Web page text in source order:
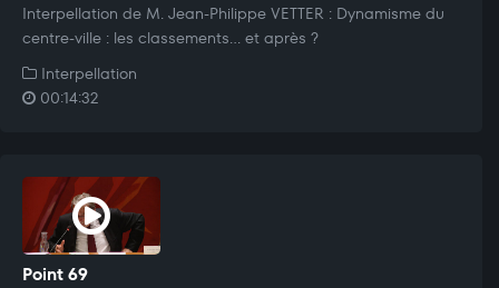
Interpellation de M. Jean-Philippe VETTER : Dynamisme du
centre-ville : les classements… et après ?
Interpellation
00:14:32
Point 69